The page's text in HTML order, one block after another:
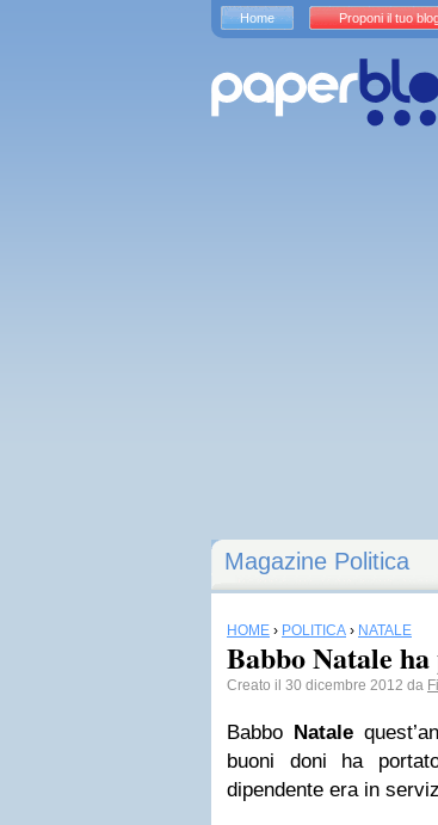
Magazine Politica
HOME › POLITICA › NATALE
Babbo Natale
Creato il 30 dicembre 2012 da
Babbo Natale
buoni doni ha
dipendente era in
Home Proponi il tuo